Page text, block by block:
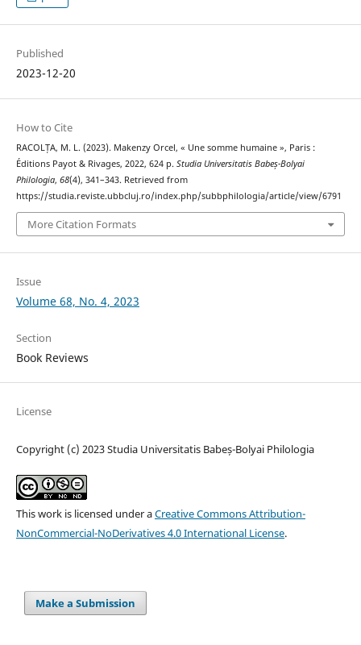
Published
2023-12-20
How to Cite
RACOLȚA, M. L. (2023). Makenzy Orcel, « Une somme humaine », Paris :
Éditions Payot & Rivages, 2022, 624 p. Studia Universitatis Babeș-Bolyai
Philologia, 68(4), 341–343. Retrieved from
https://studia.reviste.ubbcluj.ro/index.php/subbphilologia/article/view/6791
More Citation Formats
Issue
Volume 68, No. 4, 2023
Section
Book Reviews
License
Copyright (c) 2023 Studia Universitatis Babeș-Bolyai Philologia
This work is licensed under aCreative Commons Attribution-
NonCommercial-NoDerivatives 4.0 International License.
Make a Submission